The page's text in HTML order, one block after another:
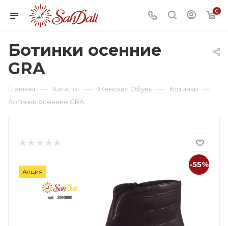
0
Ботинки осенние
GRA
Главная — Каталог — Женская Обувь — Ботинки —
Ботинки осенние GRA
-55%
Акция